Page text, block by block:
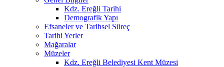
Kdz. Ereğli Tarihi
Demografik Yapı
Efsaneler ve Tarihsel Süreç
Tarihi Yerler
Mağaralar
Müzeler
Kdz. Ereğli Belediyesi Kent Müzesi